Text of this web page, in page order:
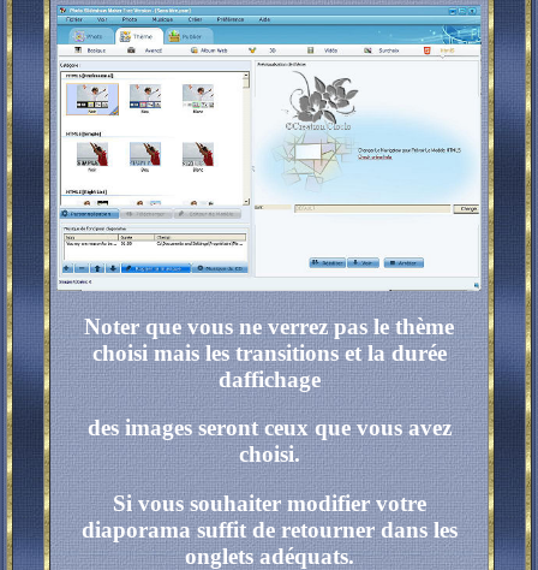
Noter que vous ne verrez pas le thème
choisi mais les transitions et la durée
daffichage
des images seront ceux que vous avez
choisi.
Si vous souhaiter modifier votre
diaporama suffit de retourner dans les
onglets adéquats.